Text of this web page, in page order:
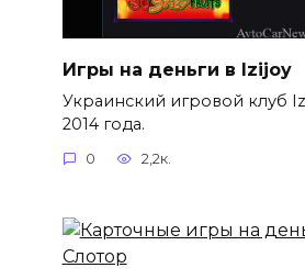
Игры на деньги в Izijoy
Украинский игровой клуб
2014 года.
0 2,2к.